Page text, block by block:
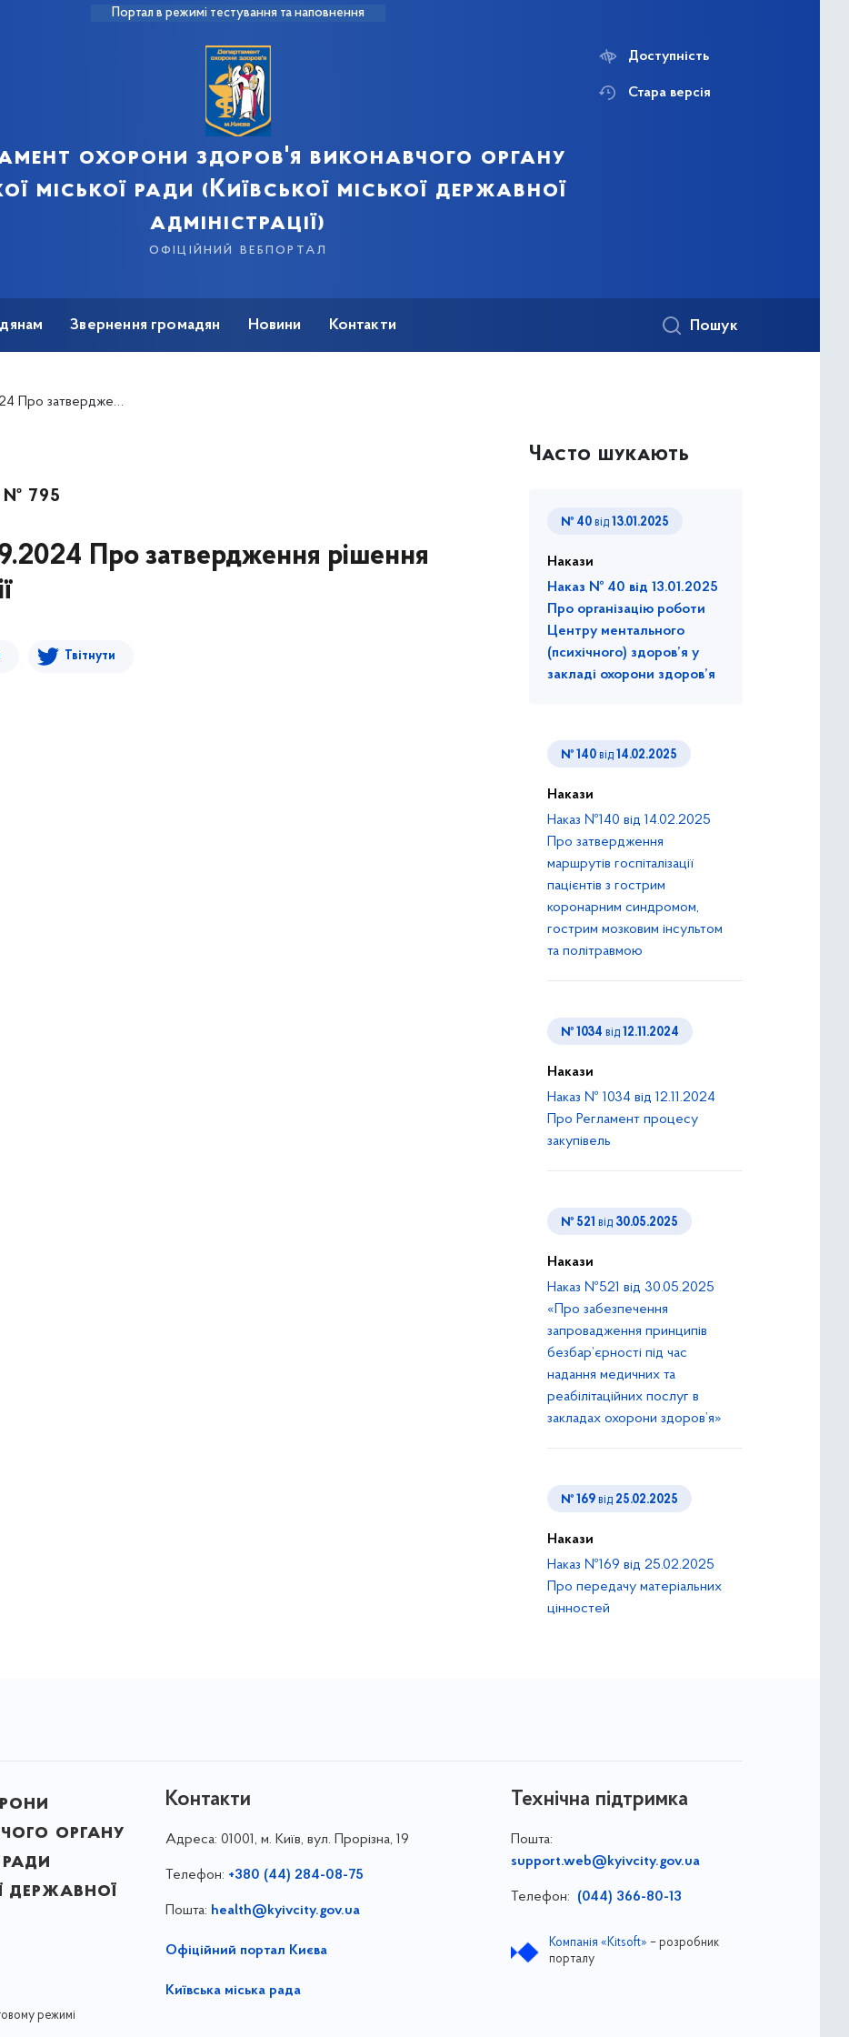
Портал в режимі тестування та наповнення
охорони здоров'я виконавчого органу
міської ради (Київської міської державної
адміністрації)
офіційний вебпортал
Доступність
Стара версія
Звернення громадян Новини Контакти Пошук
акредитаційної комісії
№ 795
Про затвердження рішення
Твітнути
Часто шукають
№ 40 від 13.01.2025
Накази
Наказ № 40 від 13.01.2025
Про організацію роботи
Центру ментального
(психічного) здоров’я у
закладі охорони здоров’я
№ 140 від 14.02.2025
Накази
Наказ №140 від 14.02.2025
Про затвердження
маршрутів госпіталізації
пацієнтів з гострим
коронарним синдромом,
гострим мозковим інсультом
та політравмою
№ 1034 від 12.11.2024
Накази
Наказ № 1034 від 12.11.2024
Про Регламент процесу
закупівель
№ 521 від 30.05.2025
Накази
Наказ №521 від 30.05.2025
«Про забезпечення
запровадження принципів
безбар’єрності під час
надання медичних та
реабілітаційних послуг в
закладах охорони здоров’я»
№ 169 від 25.02.2025
Накази
Наказ №169 від 25.02.2025
Про передачу матеріальних
цінностей
органу
ради
державної
режимі
Контакти
Адреса: 01001, м. Київ, вул. Прорізна, 19
Телефон: +380 (44) 284-08-75
Пошта: health@kyivcity.gov.ua
Офіційний портал Києва
Київська міська рада
Технічна підтримка
Пошта:
support.web@kyivcity.gov.ua
Телефон: (044) 366-80-13
Компанія «Kitsoft» – розробник
порталу